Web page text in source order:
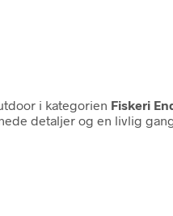
i kategorien Fiskeri
detaljer og en livlig